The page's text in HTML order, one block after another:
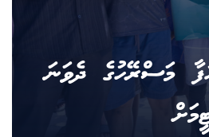
މަސްރޭހުގެ ދެވަނަ